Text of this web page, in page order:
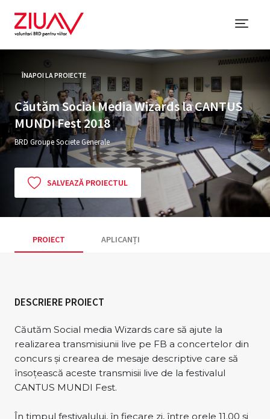
ÎNAPOI LA PROIECTE
Căutăm Social Media Wizards la CANTUS
MUNDI Fest 2018
BRD Groupe Societe Generale
SALVEAZĂ PROIECTUL
PROIECT APLICANȚI
DESCRIERE PROIECT
Căutăm Social media Wizards care să ajute la
realizarea transmisiunii live pe FB a concertelor din
concurs și crearea de mesaje descriptive care să
însoțească aceste transmisii live de la festivalul
CANTUS MUNDI Fest.
În timpul festivalului, în fiecare zi, între orele 11.00 și